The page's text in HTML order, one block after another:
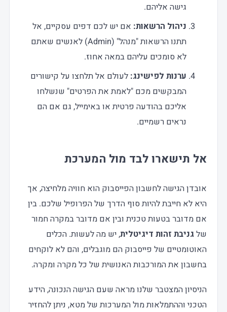
גישה אליהם.
ניהול הרשאות: אם יש לכם דפים עסקיים, אל
תתנו הרשאות "מנהל" (Admin) לאנשים שאתם
לא סומכים עליהם במאה אחוז.
ערנות לפישינג: לעולם אל תלחצו על קישורים
המבקשים מכם "לאמת את הפרטים" שנשלחו
אליכם בהודעה פרטית או באימייל, גם אם הם
נראים רשמיים.
אל תישארו לבד מול המערכת
אובדן הגישה לחשבון הפייסבוק הוא חוויה מלחיצה, אך
היא לא חייבת להיות סוף הדרך של הפרופיל שלכם. בין
אם מדובר בטעות טכנית ובין אם מדובר במקרה חמור
של גניבת זהות דיגיטלית, יש מה לעשות. הכלים
האוטומטיים של פייסבוק הם מוגבלים, והם לא לוקחים
בחשבון את המורכבות האנושית של כל מקרה ומקרה.
הניסיון המצטבר שלנו מראה שעם הגישה הנכונה, הידע
הטכני וההתמלאות מול המערכות של מטא, ניתן להחזיר